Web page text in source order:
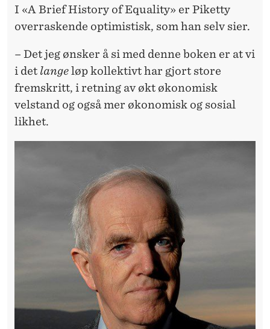
I «A Brief History of Equality» er Piketty
overraskende optimistisk, som han selv sier.
– Det jeg ønsker å si med denne boken er at vi
i det langeløp kollektivt har gjort store
fremskritt, i retning av økt økonomisk
velstand og også mer økonomisk og sosial
likhet.